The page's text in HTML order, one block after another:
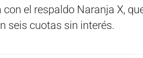
el respaldo Naranja X,
seis cuotas sin interés.